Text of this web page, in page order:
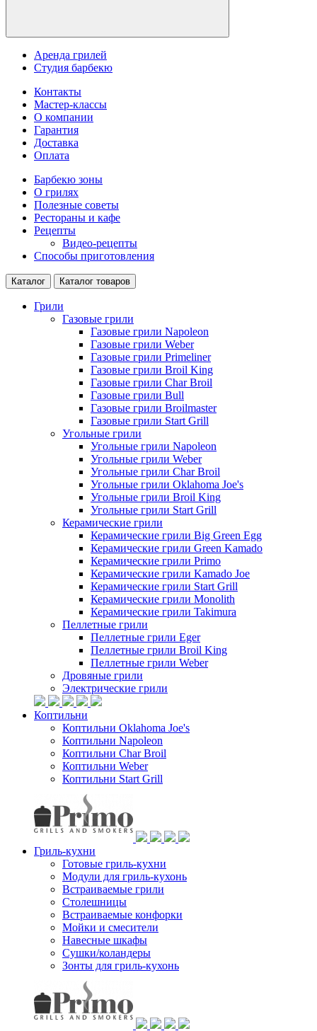
Аренда грилей
Студия барбекю
Контакты
Мастер-классы
О компании
Гарантия
Доставка
Оплата
Барбекю зоны
О грилях
Полезные советы
Рестораны и кафе
Рецепты
Видео-рецепты
Способы приготовления
Каталог Каталог товаров
Грили
Газовые грили
Газовые грили Napoleon
Газовые грили Weber
Газовые грили Primeliner
Газовые грили Broil King
Газовые грили Char Broil
Газовые грили Bull
Газовые грили Broilmaster
Газовые грили Start Grill
Угольные грили
Угольные грили Napoleon
Угольные грили Weber
Угольные грили Char Broil
Угольные грили Oklahoma Joe's
Угольные грили Broil King
Угольные грили Start Grill
Керамические грили
Керамические грили Big Green Egg
Керамические грили Green Kamado
Керамические грили Primo
Керамические грили Kamado Joe
Керамические грили Start Grill
Керамические грили Monolith
Керамические грили Takimura
Пеллетные грили
Пеллетные грили Eger
Пеллетные грили Broil King
Пеллетные грили Weber
Дровяные грили
Электрические грили
Коптильни
Коптильни Oklahoma Joe's
Коптильни Napoleon
Коптильни Char Broil
Коптильни Weber
Коптильни Start Grill
Гриль-кухни
Готовые гриль-кухни
Модули для гриль-кухонь
Встраиваемые грили
Столешницы
Встраиваемые конфорки
Мойки и смесители
Навесные шкафы
Сушки/коландеры
Зонты для гриль-кухонь